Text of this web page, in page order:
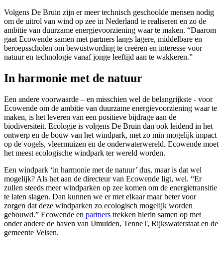
Volgens De Bruin zijn er meer technisch geschoolde mensen nodig
om de uitrol van wind op zee in Nederland te realiseren en zo de
ambitie van duurzame energievoorziening waar te maken. “Daarom
gaat Ecowende samen met partners langs lagere, middelbare en
beroepsscholen om bewustwording te creëren en interesse voor
natuur en technologie vanaf jonge leeftijd aan te wakkeren.”
In harmonie met de natuur
Een andere voorwaarde – en misschien wel de belangrijkste - voor
Ecowende om de ambitie van duurzame energievoorziening waar te
maken, is het leveren van een positieve bijdrage aan de
biodiversiteit. Ecologie is volgens De Bruin dan ook leidend in het
ontwerp en de bouw van het windpark, met zo min mogelijk impact
op de vogels, vleermuizen en de onderwaterwereld. Ecowende moet
het meest ecologische windpark ter wereld worden.
Een windpark ‘in harmonie met de natuur’ dus, maar is dat wel
mogelijk? Als het aan de directeur van Ecowende ligt, wel. “Er
zullen steeds meer windparken op zee komen om de energietransitie
te laten slagen. Dan kunnen we er met elkaar maar beter voor
zorgen dat deze windparken zo ecologisch mogelijk worden
gebouwd.” Ecowende en partners trekken hierin samen op met
onder andere de haven van IJmuiden, TenneT, Rijkswaterstaat en de
gemeente Velsen.